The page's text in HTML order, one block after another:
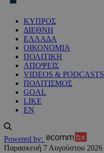
ΚΥΠΡΟΣ
ΔΙΕΘΝΗ
ΕΛΛΑΔΑ
ΟΙΚΟΝΟΜΙΑ
ΠΟΛΙΤΙΚΗ
ΑΠΟΨΕΙΣ
VIDEOS & PODCASTS
ΠΟΛΙΤΙΣΜΟΣ
GOAL
LIKE
EN
Powered by:
Παρασκευή 7 Αυγούστου 2026